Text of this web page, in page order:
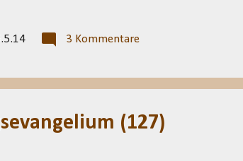
der Abschiedsreden einen neuen
Geistes unter den Glaubenden.
(erst ab 14,16f ).
3 Kommentare
(127)